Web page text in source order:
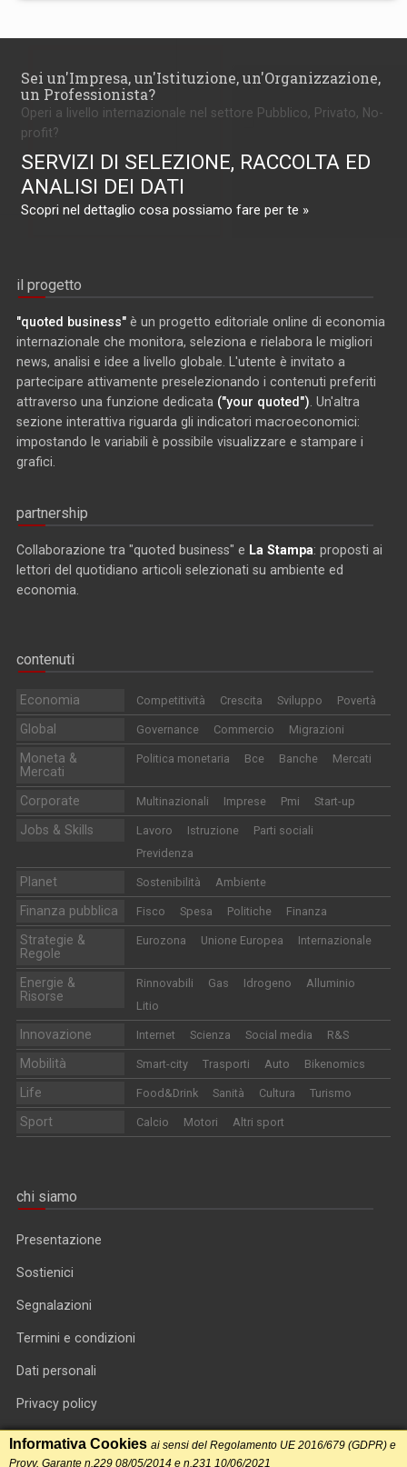
Sei un'Impresa, un'Istituzione, un'Organizzazione,
un Professionista?
Operi a livello internazionale nel settore Pubblico, Privato, No-
profit?
SERVIZI DI SELEZIONE, RACCOLTA ED
ANALISI DEI DATI
Scopri nel dettaglio cosa possiamo fare per te »
il progetto
"quoted business" è un progetto editoriale online di economia
internazionale che monitora, seleziona e rielabora le migliori
news, analisi e idee a livello globale. L'utente è invitato a
partecipare attivamente preselezionando i contenuti preferiti
attraverso una funzione dedicata ("your quoted"). Un'altra
sezione interattiva riguarda gli indicatori macroeconomici:
impostando le variabili è possibile visualizzare e stampare i
grafici.
partnership
Collaborazione tra "quoted business" e La Stampa: proposti ai
lettori del quotidiano articoli selezionati su ambiente ed
economia.
contenuti
Economia Competitività Crescita Sviluppo Povertà
Global Governance Commercio Migrazioni
Moneta &
Mercati
Politica monetaria Bce Banche Mercati
Corporate Multinazionali Imprese Pmi Start-up
Jobs & Skills Lavoro Istruzione
Parti sociali
Previdenza
Planet Sostenibilità Ambiente
Finanza pubblica Fisco Spesa Politiche Finanza
Strategie &
Regole
Eurozona Unione Europea Internazionale
Energie &
Risorse
Rinnovabili Gas Idrogeno
Alluminio
Litio
Innovazione Internet Scienza Social media R&S
Mobilità Smart-city Trasporti Auto Bikenomics
Life Food&Drink Sanità Cultura Turismo
Sport Calcio Motori Altri sport
chi siamo
Presentazione
Sostienici
Segnalazioni
Termini e condizioni
Dati personali
Privacy policy
Informativa cookie
Informativa Cookies ai sensi del Regolamento UE 2016/679 (GDPR) e
Provv. Garante n.229 08/05/2014 e n.231 10/06/2021